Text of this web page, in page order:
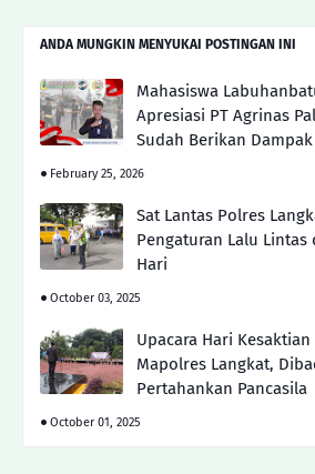
ANDA MUNGKIN MENYUKAI POSTINGAN INI
Mahasiswa
Apresiasi PT Agrinas
Sudah Berikan
February 25, 2026
Sat Lantas Polres
Pengaturan Lalu Lintas
Hari
October 03, 2025
Upacara Hari
Mapolres Langkat,
Pertahankan Pancasila
October 01, 2025